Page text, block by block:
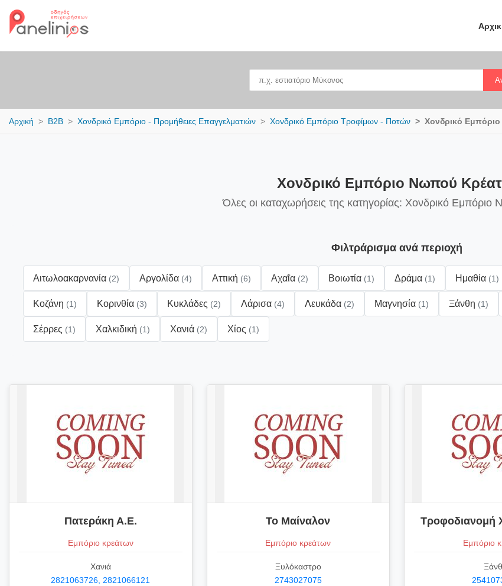
Αρχική B2B Χονδρικό Εμπόριο - Προμήθειες Επαγγελματιών Χονδρικό Εμπόριο Τροφίμων - Ποτών Χονδρικό
Χονδρικό Εμπόριο Νωπού
Όλες οι καταχωρήσεις της κατηγορίας: Χονδρικό
Φιλτράρισμα ανά περιοχή
Αιτωλοακαρνανία (2) Αργολίδα (4) Αττική (6) Αχαΐα (2) Βοιωτία (1) Δράμα (1) Ημαθία (1)
Κοζάνη (1) Κορινθία (3) Κυκλάδες (2) Λάρισα (4) Λευκάδα (2) Μαγνησία (1) Ξάνθη (1)
Σέρρες (1) Χαλκιδική (1) Χανιά (2) Χίος (1)
Πατεράκη Α.Ε.
Εμπόριο κρεάτων
Χανιά
2821063726, 2821066121
Το Μαίναλον
Εμπόριο κρεάτων
Ξυλόκαστρο
2743027075
Τροφοδιανομή
Εμπόριο